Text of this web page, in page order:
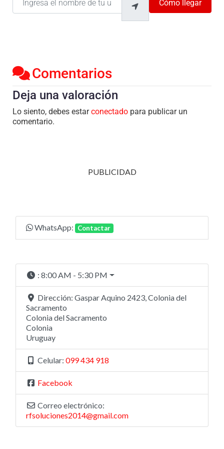
Cómo llegar
Comentarios
Deja una valoración
Lo siento, debes estarconectado para publicar un
comentario.
PUBLICIDAD
WhatsApp: Contactar
: 8:00 AM - 5:30 PM
Dirección: Gaspar Aquino 2423, Colonia del
Sacramento
Colonia del Sacramento
Colonia
Uruguay
Celular: 099 434 918
Facebook
Correo electrónico:
rfsoluciones2014@gmail.com